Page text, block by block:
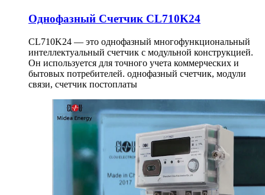
Однофазный Счетчик CL710K24
CL710K24 — это однофазный многофункциональный
интеллектуальный счетчик с модульной конструкцией.
Он используется для точного учета коммерческих и
бытовых потребителей. однофазный счетчик, модули
связи, счетчик постоплаты